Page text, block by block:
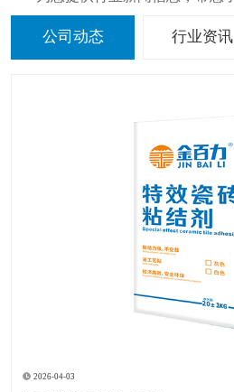
公司动态 行业资讯
2026-04-03